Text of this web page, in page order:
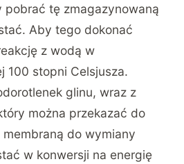
tę zmagazynowaną
Aby tego dokonać
z wodą w
100 stopni Celsjusza.
glinu, wraz z
można przekazać do
do wymiany
w konwersji na energię